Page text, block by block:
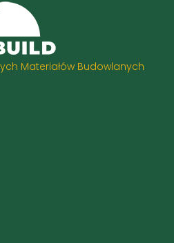
Materiałów Budowlanych